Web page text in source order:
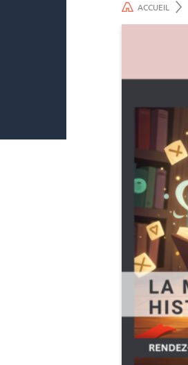
ACCUEIL